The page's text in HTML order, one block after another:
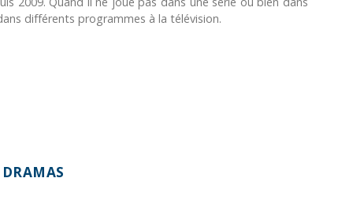
différents programmes à la télévision.